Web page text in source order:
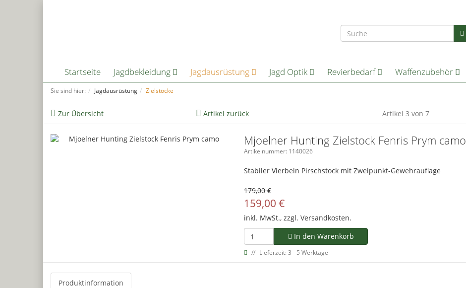
Startseite Jagdbekleidung Jagdausrüstung Jagd Optik Revierbedarf Waffenzubehör
Sie sind hier: Jagdausrüstung Zielstöcke
Zur Übersicht Artikel zurück Artikel 3 von 7
Mjoelner Hunting Zielstock Fenris Prym camo
Artikelnummer: 1140026
Stabiler Vierbein Pirschstock mit Zweipunkt-Gewehrauflage
179,00 €
159,00 €
inkl. MwSt., zzgl. Versandkosten.
In den Warenkorb
Lieferzeit: 3 - 5 Werktage
Produktinformation